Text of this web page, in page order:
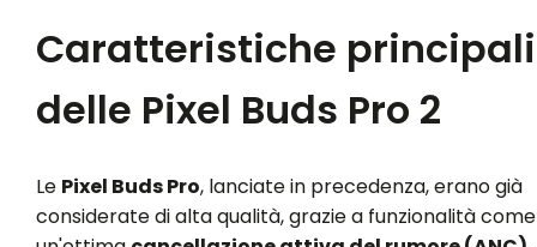
Caratteristiche principali
delle Pixel Buds Pro 2
Le Pixel Buds Pro, lanciate in precedenza, erano già
considerate di alta qualità, grazie a funzionalità come